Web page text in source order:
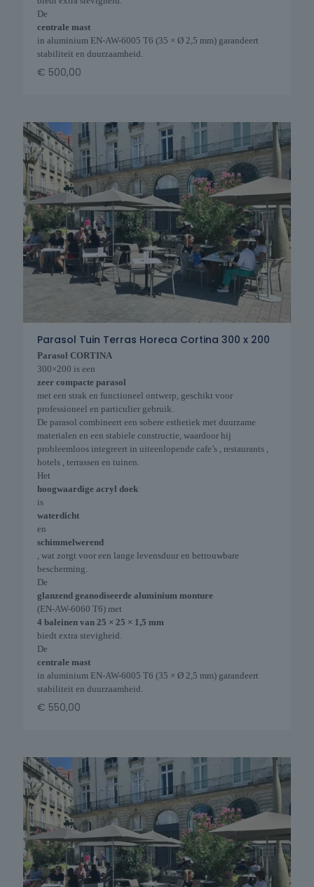
De
centrale mast
in aluminium EN-AW-6005 T6 (35 × Ø 2,5 mm) garandeert
stabiliteit en duurzaamheid.
€ 500,00
Parasol Tuin Terras Horeca Cortina 300 x 200
Parasol CORTINA
300×200 is een
zeer compacte parasol
met een strak en functioneel ontwerp, geschikt voor
professioneel en particulier gebruik.
De parasol combineert een sobere esthetiek met duurzame
materialen en een stabiele constructie, waardoor hij
probleemloos integreert in uiteenlopende cafe’s , restaurants ,
hotels , terrassen en tuinen.
Het
hoogwaardige acryl doek
is
waterdicht
en
schimmelwerend
, wat zorgt voor een lange levensduur en betrouwbare
bescherming.
De
glanzend geanodiseerde aluminium monture
(EN-AW-6060 T6) met
4 baleinen van 25 × 25 × 1,5 mm
biedt extra stevigheid.
De
centrale mast
in aluminium EN-AW-6005 T6 (35 × Ø 2,5 mm) garandeert
stabiliteit en duurzaamheid.
€ 550,00